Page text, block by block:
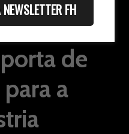
FH
no
de
a